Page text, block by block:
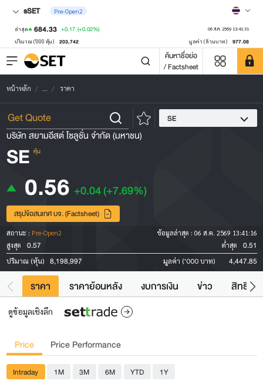
sSET Pre-Open2
ล่าสุด 684.33 +0.17 (+0.02%) 06 ส.ค. 2569 13:41:31
ปริมาณ ('000 หุ้น) 203,742 มูลค่า (ล้านบาท) 977.08
ค้นหาชื่อย่อ
/ Factsheet
หน้าหลัก ... ราคา
SE
บริษัท สยามอีสต์ โซลูชั่น จำกัด (มหาชน)
SE หุ้น
0.56 +0.04(+7.69%)
สรุปข้อสนเทศ บจ. (Factsheet)
สถานะ : Pre-Open2 ข้อมูลล่าสุด : 06 ส.ค. 2569 13:41:16
สูงสุด
0.57 ต่ำสุด 0.51
ปริมาณ (หุ้น) 8,198,997 มูลค่า ('000 บาท) 4,447.85
ราคา ราคาย้อนหลัง งบการเงิน ข่าว สิทธิปร
ดูข้อมูลเชิงลึก
Price Price Performance
Intraday 1M 3M 6M YTD
1Y